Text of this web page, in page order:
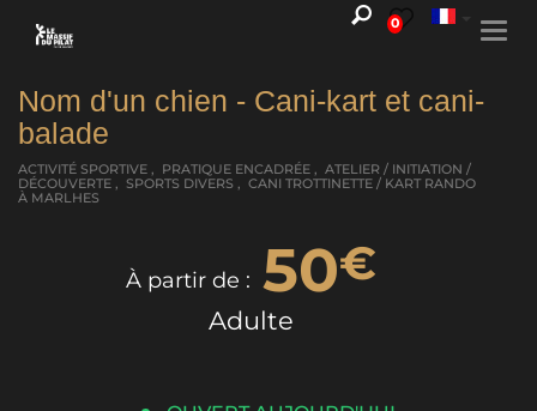
0
Nom d'un chien - Cani-kart et cani-
balade
ACTIVITÉ SPORTIVE , PRATIQUE ENCADRÉE , ATELIER / INITIATION /
DÉCOUVERTE , SPORTS DIVERS , CANI TROTTINETTE / KART RANDO
À MARLHES
À partir de : 50€
Adulte